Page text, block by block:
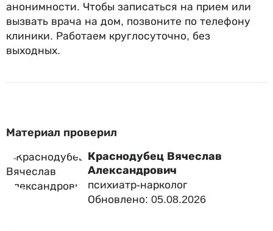
анонимности. Чтобы записаться на прием или
вызвать врача на дом, позвоните по телефону
клиники. Работаем круглосуточно, без
выходных.
Материал проверил
Краснодубец Вячеслав
Александрович
психиатр-нарколог
Обновлено: 05.08.2026